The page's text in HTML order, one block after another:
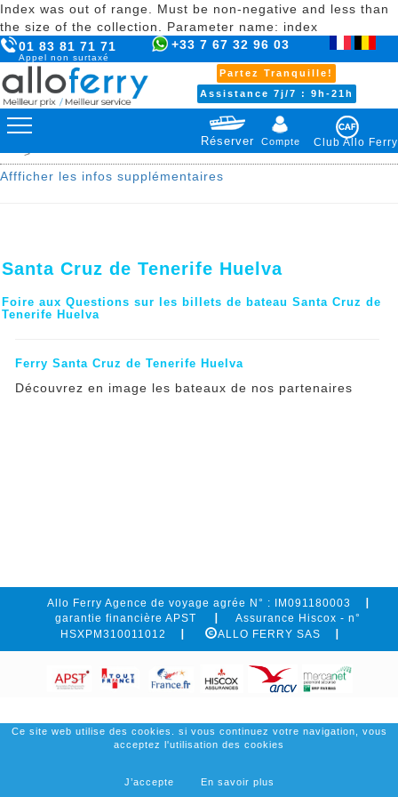
Index was out of range. Must be non-negative and less than
the size of the collection. Parameter name: index
01 83 81 71 71
Appel non surtaxé
+33 7 67 32 96 03
Partez Tranquille!
Assistance 7j/7 : 9h-21h
Réserver Compte
Club Allo Ferry
>
Affficher les infos supplémentaires
Santa Cruz de Tenerife Huelva
Foire aux Questions sur les billets de bateau Santa Cruz de
Tenerife Huelva
Ferry Santa Cruz de Tenerife Huelva
Découvrez en image les bateaux de nos partenaires
Ce site web utilise des cookies. si vous continuez votre navigation, vous
acceptez l'utilisation des cookies
J’accepte En savoir plus
Allo Ferry Agence de voyage agrée N° : IM091180003
garantie financière APST
Assurance Hiscox - n°
HSXPM310011012
ALLO FERRY SAS